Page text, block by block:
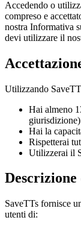
Accedendo o
compreso e
nostra Informativa
devi utilizzare il
Utilizzando
Hai almeno
giurisdizione)
Hai la
Rispetterai
Utilizzerai il
SaveTTs fornisce
utenti di: